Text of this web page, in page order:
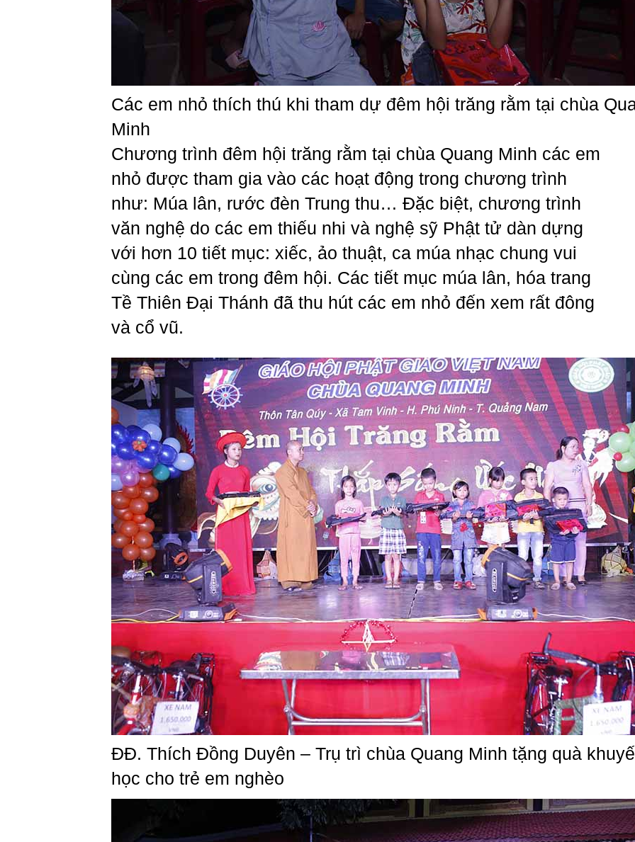
Các em nhỏ thích thú khi tham dự đêm hội trăng rằm tại chùa
Minh
Chương trình đêm hội trăng rằm tại chùa Quang Minh các em
nhỏ được tham gia vào các hoạt động trong chương trình
như: Múa lân, rước đèn Trung thu… Đặc biệt, chương trình
văn nghệ do các em thiếu nhi và nghệ sỹ Phật tử dàn dựng
với hơn 10 tiết mục: xiếc, ảo thuật, ca múa nhạc chung vui
cùng các em trong đêm hội. Các tiết mục múa lân, hóa trang
Tề Thiên Đại Thánh đã thu hút các em nhỏ đến xem rất đông
và cổ vũ.
ĐĐ. Thích Đồng Duyên – Trụ trì chùa Quang Minh tặng quà
học cho trẻ em nghèo